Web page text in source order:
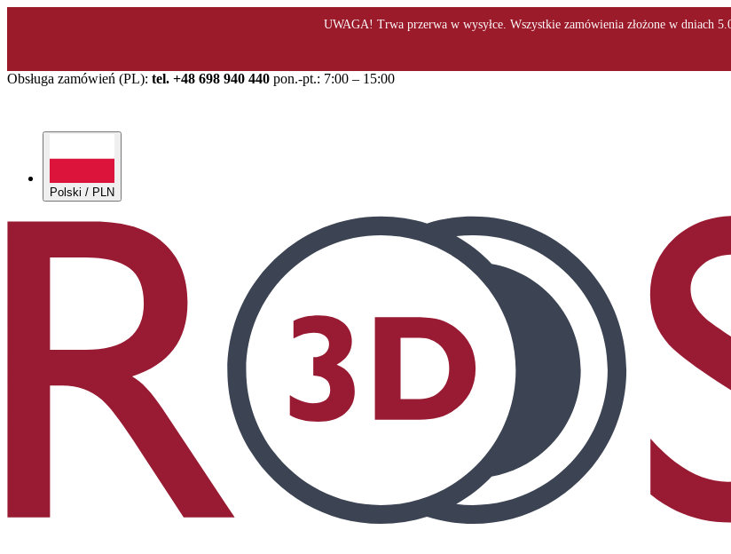
Obsługa zamówień (PL): tel. +48 698 940 440 pon.-pt.: 7:00 – 15:00
Polski / PLN